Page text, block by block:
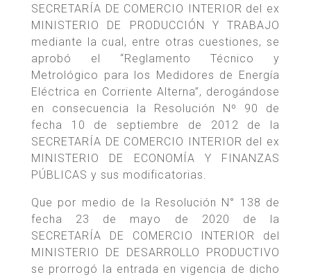
SECRETARÍA DE COMERCIO INTERIOR del ex
MINISTERIO DE PRODUCCIÓN Y TRABAJO
mediante la cual, entre otras cuestiones, se
aprobó el “Reglamento Técnico y
Metrológico para los Medidores de Energía
Eléctrica en Corriente Alterna”, derogándose
en consecuencia la Resolución Nº 90 de
fecha 10 de septiembre de 2012 de la
SECRETARÍA DE COMERCIO INTERIOR del ex
MINISTERIO DE ECONOMÍA Y FINANZAS
PÚBLICAS y sus modificatorias.
Que por medio de la Resolución N° 138 de
fecha 23 de mayo de 2020 de la
SECRETARÍA DE COMERCIO INTERIOR del
MINISTERIO DE DESARROLLO PRODUCTIVO
se prorrogó la entrada en vigencia de dicho